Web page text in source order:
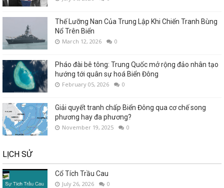
Thế Lưỡng Nan Của Trung Lập Khi Chiến Tranh Bùng
Nổ Trên Biển
March 12, 2026 0
Pháo đài bê tông: Trung Quốc mở rộng đảo nhân tạo
hướng tới quân sự hoá Biển Đông
February 05, 2026 0
Giải quyết tranh chấp Biển Đông qua cơ chế song
phương hay đa phương?
November 19, 2025 0
LỊCH SỬ
Cổ Tích Trầu Cau
July 26, 2026 0